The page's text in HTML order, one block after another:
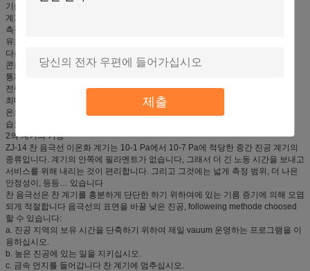
제출
기술적인 자료
계기 모형: ZDL-14
측정 범위: 1×10-1 Pa~1×10-7 Pa
유효한 통제 범위: 1×10-1 Pa ~1×10-6 Pa
다른 기술적인 자료:
콘트롤 모드: 릴레이 접점스위치에 & 스위치 떨어져 산출
통제 짐: AC220V/1A (DC28V/5A) 불유도 짐
전력 공급: AC220V±10%/50HZ
최대. 힘: 더 적은 tan 40W
온도: 0~45℃
습도: ≤85%
2의 계기의 기능
ZJ-14 찬 음극선 이온화 계기는 10-1 Pa에서 10-7 Pa에 적당한 중간 진공 계기의
종류입니다. 계기의 안쪽에 필라멘트가 없습니다, 그래서 더 긴 노동 시간을 보내고
서비스를 위해 내리는 것이 편리합니다. 그리고 그것에는 넓게 측정 범위, 더 나은
안정성이, 등등… 있습니다
찬 음극선은 찬 계기를 흥분하게 단단한 하기 위하여에 있는 기름 증기에 의해 오염
되게 적절합니다 음극선의 표면을 바꿀 낮은 진공, followeing methode choosed
할 수 있습니다:
a. 진공 지역의 보유 시간을 단축하기 위하여 제일 vauum 운영하는 프로그램을 이
용하십시오.
b. 높은 진공에 있는 일을 지키십시오.
c. 금속 먼지를 들어갑니다 찬 계기에 멈추십시오.